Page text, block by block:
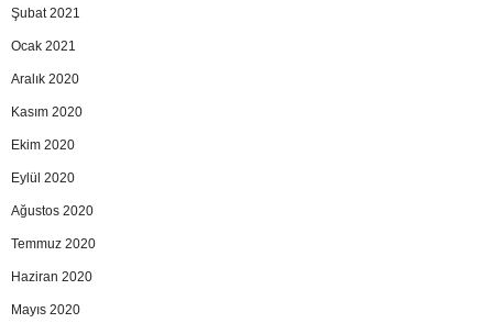
Şubat 2021
Ocak 2021
Aralık 2020
Kasım 2020
Ekim 2020
Eylül 2020
Ağustos 2020
Temmuz 2020
Haziran 2020
Mayıs 2020